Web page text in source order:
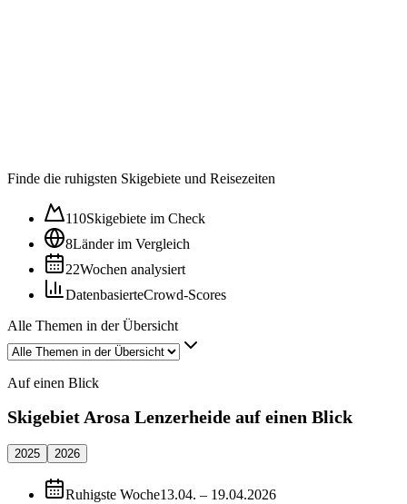
Finde die ruhigsten Skigebiete und Reisezeiten
110Skigebiete im Check
8Länder im Vergleich
22Wochen analysiert
DatenbasierteCrowd-Scores
Alle Themen in der Übersicht
Auf einen Blick
Skigebiet Arosa Lenzerheide auf einen Blick
2025 2026
Ruhigste Woche13.04. – 19.04.2026